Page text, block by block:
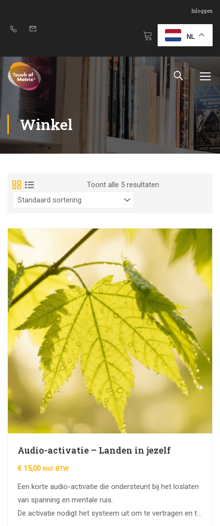
Inloggen
NL
Winkel
Toont alle 5 resultaten
Audio-activatie – Landen in jezelf
€ 15,00 Incl. BTW
Een korte audio-activatie die ondersteunt bij het loslaten
van spanning en mentale ruis.
De activatie nodigt het systeem uit om te vertragen en te